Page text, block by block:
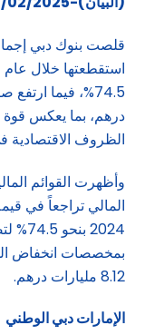
قلصت بنوك دبي
درهم، بما يعكس قوة
الظروف الاقتصادية
وأظهرت القوائم
المالي تراجعاً في
8.12 مليارات درهم.
الإمارات دبي الوطني